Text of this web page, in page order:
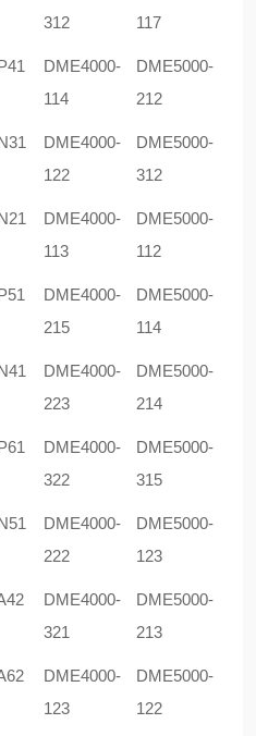
312
117
DME4000-
114
DME5000-
212
DME4000-
122
DME5000-
312
DME4000-
113
DME5000-
112
DME4000-
215
DME5000-
114
DME4000-
223
DME5000-
214
DME4000-
322
DME5000-
315
DME4000-
222
DME5000-
123
DME4000-
321
DME5000-
213
DME4000-
123
DME5000-
122